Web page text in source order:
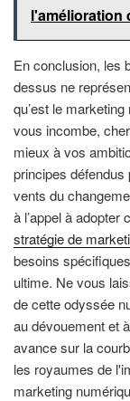
l'amélioration
En conclusion, les
dessus ne
qu’est le
vous incombe,
mieux à vos
principes
vents du
à l’appel à
stratégie de
besoins
ultime. Ne vous
de cette odyssée
au dévouement et
avance sur la
les royaumes de
marketing